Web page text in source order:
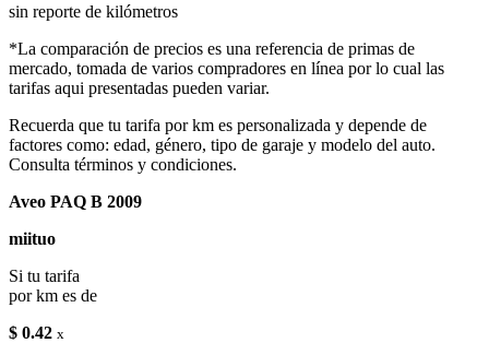
sin reporte de kilómetros
*La comparación de precios es una referencia de primas de
mercado, tomada de varios compradores en línea por lo cual las
tarifas aqui presentadas pueden variar.
Recuerda que tu tarifa por km es personalizada y depende de
factores como: edad, género, tipo de garaje y modelo del auto.
Consulta términos y condiciones.
Aveo PAQ B 2009
miituo
Si tu tarifa
por km es de
$ 0.42 x